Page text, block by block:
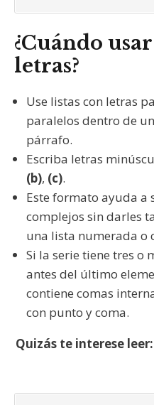
¿Cuándo
letras?
Use listas con letras
paralelos dentro de
párrafo.
Escriba letras
(b), (c).
Este formato ayuda a
complejos sin darles
una lista numerada o
Si la serie tiene tres o
antes del último
contiene comas
con punto y coma.
Quizás te interese leer: